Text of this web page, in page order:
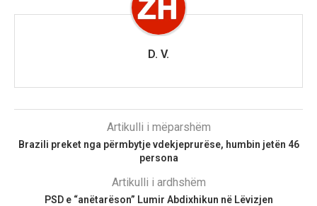
D. V.
Artikulli i mëparshëm
Brazili preket nga përmbytje vdekjeprurëse, humbin jetën 46
persona
Artikulli i ardhshëm
PSD e “anëtarëson” Lumir Abdixhikun në Lëvizjen